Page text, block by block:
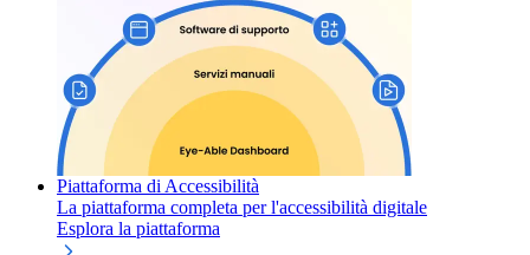
Piattaforma di Accessibilità
La piattaforma completa per l'accessibilità digitale
Esplora la piattaforma